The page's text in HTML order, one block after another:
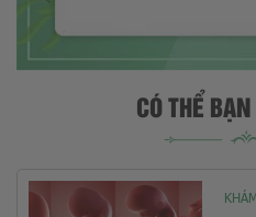
CÓ THỂ